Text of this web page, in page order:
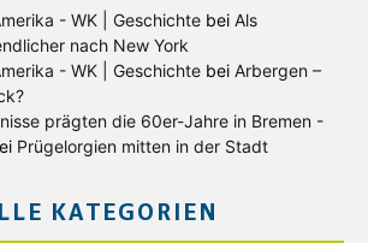
- WK | Geschichte bei Als
nach New York
- WK | Geschichte bei Arbergen –
prägten die 60er-Jahre in Bremen -
Prügelorgien mitten in der Stadt
KATEGORIEN